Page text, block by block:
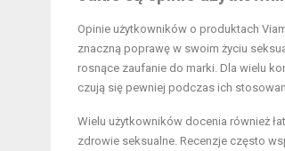
Opinie użytkowników o produktach
znaczną poprawę w swoim życiu
rosnące zaufanie do marki. Dla wielu
czują się pewniej podczas ich
Wielu użytkowników docenia również
zdrowie seksualne. Recenzje często